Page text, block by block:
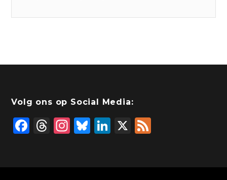
Volg ons op Social Media:
F
T
In Bl
Li X